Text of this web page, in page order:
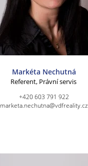
Markéta Nechutná
Referent, Právní servis
+420 603 791 922
marketa.nechutna@vdfreality.cz